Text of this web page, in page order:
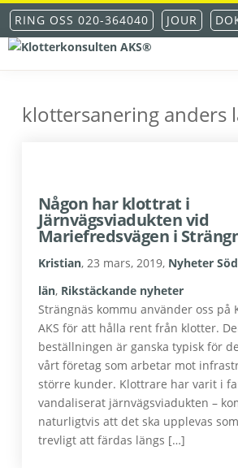
Hoppa
till
huvudnavigering
Hoppa
till
huvudinnehåll
Hoppa
till
det
Hoppa
till
sidfot
RING OSS 020-364040 JOUR
klottersanering anders
Någon har klottrat i
Järnvägsviadukten vid
Mariefredsvägen i
Kristian, 23 mars, 2019, Nyheter
län, Rikstäckande nyheter
Strängnäs kommu använder oss på
AKS för att hålla rent från klotter.
beställningen är ganska typisk för
vårt företag som arbetar mot
större kunder. Klottrare har varit i
vandaliserat järnvägsviadukten –
naturligtvis att det ska upplevas
trevligt att färdas längs […]